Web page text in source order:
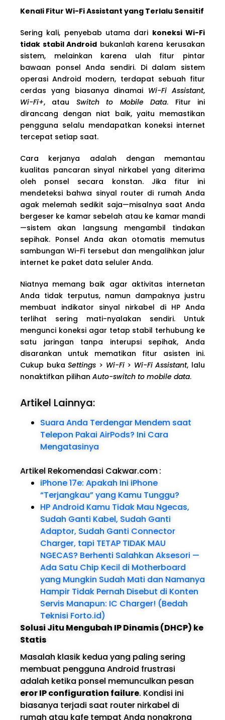
Kenali Fitur Wi-Fi Assistant yang Terlalu Sensitif
Sering kali, penyebab utama dari koneksi Wi-Fi
tidak stabil Android bukanlah karena kerusakan
sistem, melainkan karena ulah fitur pintar
bawaan ponsel Anda sendiri. Di dalam sistem
operasi Android modern, terdapat sebuah fitur
cerdas yang biasanya dinamai Wi-Fi Assistant,
Wi-Fi+, atau Switch to Mobile Data. Fitur ini
dirancang dengan niat baik, yaitu memastikan
pengguna selalu mendapatkan koneksi internet
tercepat setiap saat.
Cara kerjanya adalah dengan memantau
kualitas pancaran sinyal nirkabel yang diterima
oleh ponsel secara konstan. Jika fitur ini
mendeteksi bahwa sinyal router di rumah Anda
agak melemah sedikit saja—misalnya saat Anda
bergeser ke kamar sebelah atau ke kamar mandi
—sistem akan langsung mengambil tindakan
sepihak. Ponsel Anda akan otomatis memutus
sambungan Wi-Fi tersebut dan mengalihkan jalur
internet ke paket data seluler Anda.
Niatnya memang baik agar aktivitas internetan
Anda tidak terputus, namun dampaknya justru
membuat indikator sinyal nirkabel di HP Anda
terlihat sering mati-nyalakan sendiri. Untuk
mengunci koneksi agar tetap stabil terhubung ke
satu jaringan tanpa interupsi sepihak, Anda
disarankan untuk mematikan fitur asisten ini.
Cukup bukaSettings > Wi-Fi> Wi-Fi Assistant, lalu
nonaktifkan pilihan Auto-switch to mobile data.
Artikel Lainnya:
Suara Anda Terdengar Mendem saat
Telepon Pakai AirPods? Ini Cara
Mengatasinya
Artikel Rekomendasi Cakwar.com:
iPhone 17e: Apakah Ini iPhone
“Terjangkau” yang Kamu Tunggu?
HP Android Kamu Tidak Mau Ngecas,
Sudah Ganti Kabel, Sudah Ganti
Adaptor, Sudah Ganti Connector
Charger, tapi TETAP TIDAK MAU
NGECAS? Berhenti Salahkan Aksesori —
Ada Satu Chip Kecil di Motherboard
yang Mungkin Sudah Mati dan Namanya
Hampir Tidak Pernah Disebut di Konten
Servis Manapun: IC Charger! (Bedah
Teknisi Forto.id)
Solusi Jitu Mengubah IP Dinamis (DHCP) ke
Statis
Masalah klasik kedua yang paling sering
membuat pengguna Android frustrasi
adalah ketika ponsel memunculkan pesan
eror IP configuration failure. Kondisi ini
biasanya terjadi saat router nirkabel di
rumah atau kafe tempat Anda nongkrong